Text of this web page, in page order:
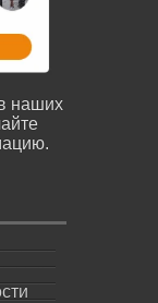
наших